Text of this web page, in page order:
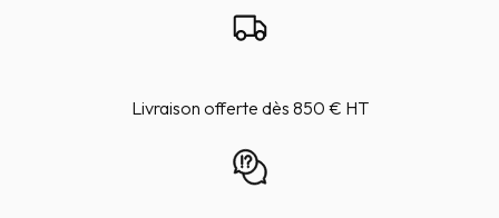
Livraison offerte dès 850 € HT